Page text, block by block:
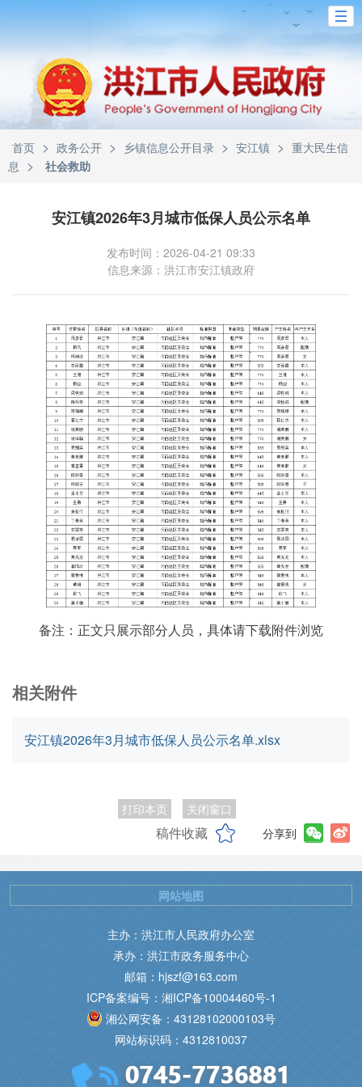
首页 > 政务公开 > 乡镇信息公开目录 > 安江镇 > 重大民生信
息 > 社会救助
安江镇2026年3月城市低保人员公示名单
发布时间：2026-04-21 09:33
信息来源：洪江市安江镇政府
备注：正文只展示部分人员，具体请下载附件浏览
相关附件
安江镇2026年3月城市低保人员公示名单.xlsx
打印本页 关闭窗口
稿件收藏 分享到
主办：洪江市人民政府办公室
承办：洪江市政务服务中心
邮箱：hjszf@163.com
ICP备案编号：湘ICP备10004460号-1
湘公网安备：43128102000103号
网站标识码：4312810037
网站地图